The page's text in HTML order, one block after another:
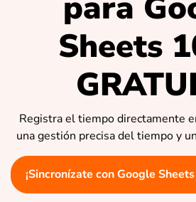
Sheets
Registra el tiempo directamente
una gestión precisa del tiempo y
¡Sincronízate con Google